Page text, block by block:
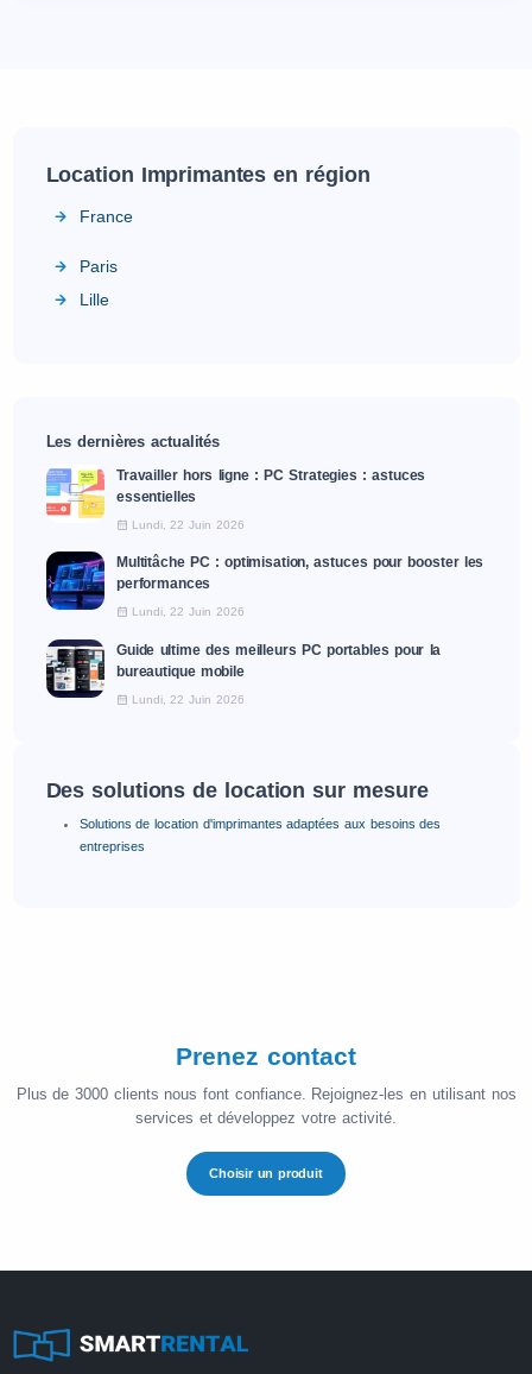
Location Imprimantes en région
France
Paris
Lille
Les dernières actualités
Travailler hors ligne : PC Strategies : astuces
essentielles
Lundi, 22 Juin 2026
Multitâche PC : optimisation, astuces pour booster les
performances
Lundi, 22 Juin 2026
Guide ultime des meilleurs PC portables pour la
bureautique mobile
Lundi, 22 Juin 2026
Des solutions de location sur mesure
Solutions de location d'imprimantes adaptées aux besoins des
entreprises
Prenez contact
Plus de 3000 clients nous font confiance. Rejoignez-les en utilisant nos
services et développez votre activité.
Choisir un produit